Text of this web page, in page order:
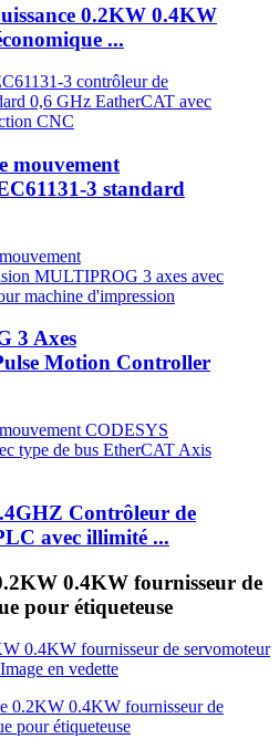
0.2KW 0.4KW
...
mouvement
3 standard
3 Axes
Motion Controller
Contrôleur de
avec illimité ...
0.4KW fournisseur de
pour étiqueteuse